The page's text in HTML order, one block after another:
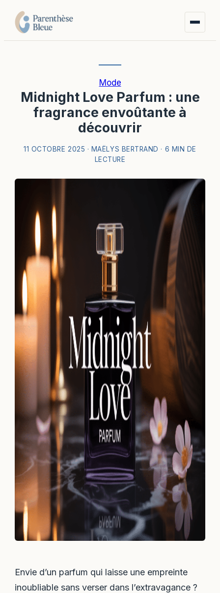
Mode
Midnight Love Parfum : une
fragrance envoûtante à
découvrir
11 OCTOBRE 2025 · MAËLYS BERTRAND · 6 MIN DE
LECTURE
Envie d’un parfum qui laisse une empreinte
inoubliable sans verser dans l’extravagance ?